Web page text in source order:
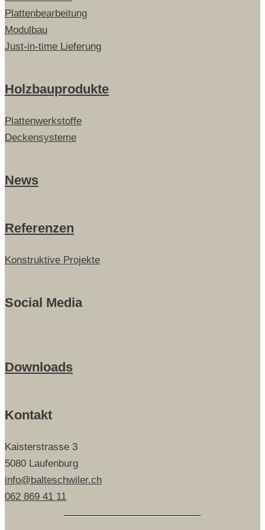
Plattenbearbeitung
Modulbau
Just-in-time Lieferung
Holzbauprodukte
Plattenwerkstoffe
Deckensysteme
News
Referenzen
Konstruktive Projekte
Social Media
Downloads
Kontakt
Kaisterstrasse 3
5080 Laufenburg
info@balteschwiler.ch
062 869 41 11